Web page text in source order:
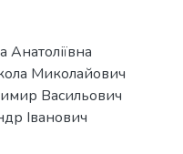
Анатоліївна
Миколайович
Васильович
Іванович